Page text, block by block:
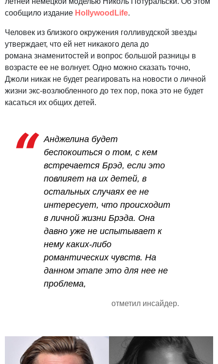
сообщило издание HollywoodLife.
Человек из близкого окружения голливудской звезды
утверждает, что ей нет никакого дела до
романа знаменитостей и вопрос большой разницы в
возрасте ее не волнует. Одно можно сказать точно,
Джоли никак не будет реагировать на новости о личной
жизни экс-возлюбленного до тех пор, пока это не будет
касаться их общих детей.
Анджелина будет
беспокоиться о том, с кем
встречается Брэд, если это
повлияет на их детей, в
остальных случаях ее не
интересует, что происходит
в личной жизни Брэда. Она
давно уже не испытывает к
нему каких-либо
романтических чувств. На
данном этапе это для нее не
проблема,
отметил инсайдер.